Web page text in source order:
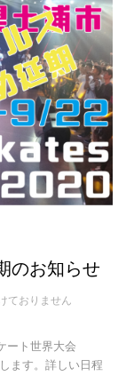
のお知らせ
ておりません
ート世界大会
ます。詳しい日程